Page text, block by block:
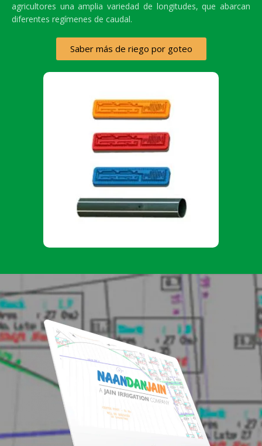
agricultores una amplia variedad de longitudes, que abarcan
diferentes regímenes de caudal.
Saber más de riego por goteo